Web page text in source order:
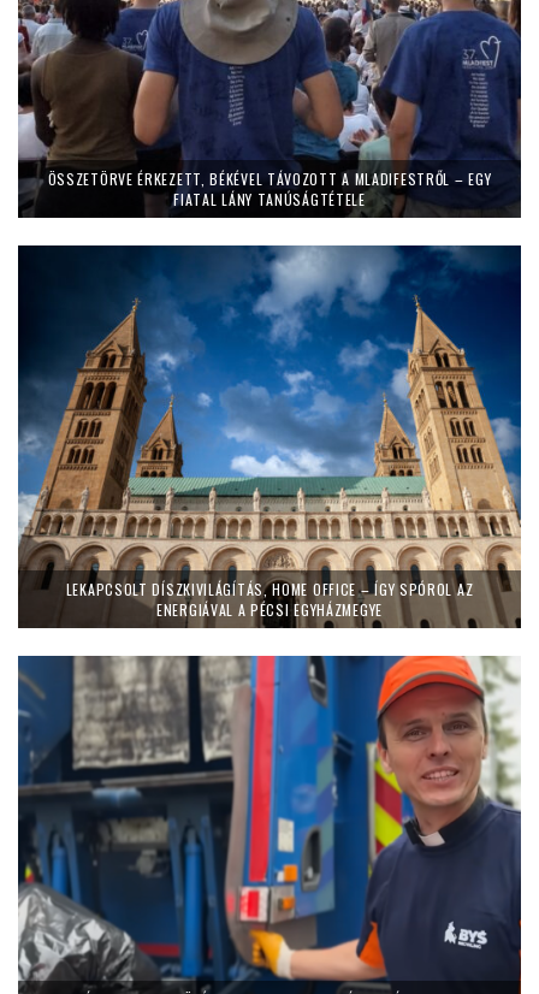
ÖSSZETÖRVE ÉRKEZETT, BÉKÉVEL TÁVOZOTT A MLADIFESTRŐL – EGY
FIATAL LÁNY TANÚSÁGTÉTELE
LEKAPCSOLT DÍSZKIVILÁGÍTÁS, HOME OFFICE – ÍGY SPÓROL AZ
ENERGIÁVAL A PÉCSI EGYHÁZMEGYE